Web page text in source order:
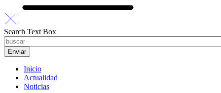
Search Text Box
Inicio
Actualidad
Noticias